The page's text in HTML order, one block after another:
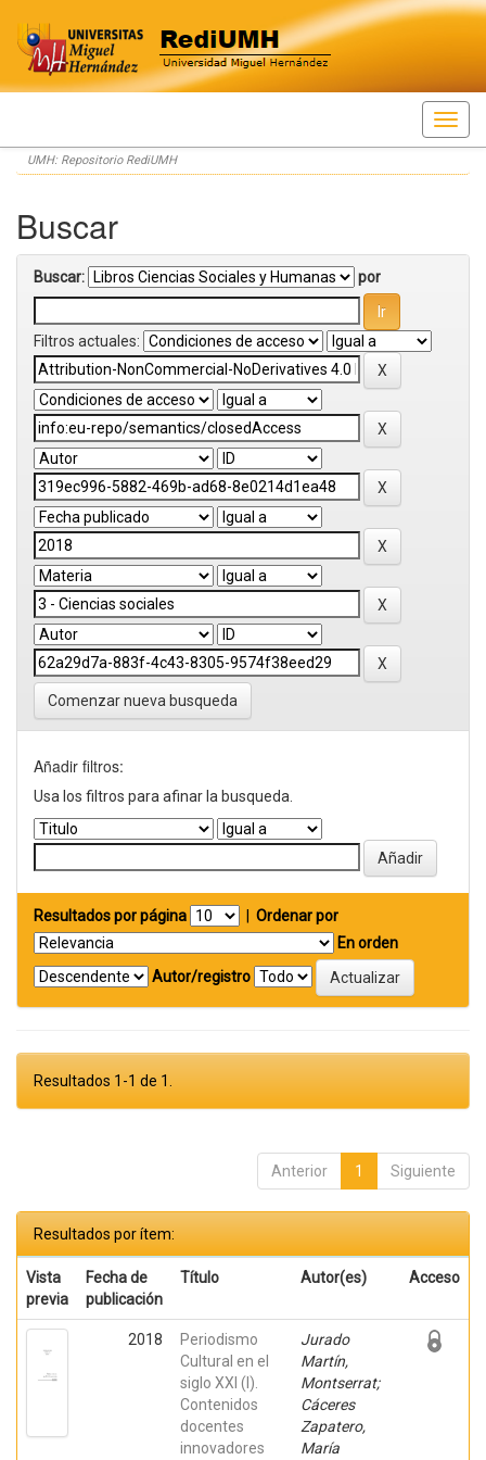
Skip
navigation
UMH: Repositorio RediUMH
Buscar
Buscar: por
Filtros actuales:
Comenzar nueva busqueda
Añadir filtros:
Usa los filtros para afinar la busqueda.
Resultados por página
Ordenar por
En orden
Autor/registro
Resultados 1-1 de 1.
Anterior 1 Siguiente
Resultados por ítem:
Vista
previa
Fecha de
publicación
Título Autor(es) Acceso
2018
Periodismo
Cultural en el
siglo XXI (I).
Contenidos
docentes
innovadores
Jurado
Martín,
Montserrat;
Cáceres
Zapatero,
María